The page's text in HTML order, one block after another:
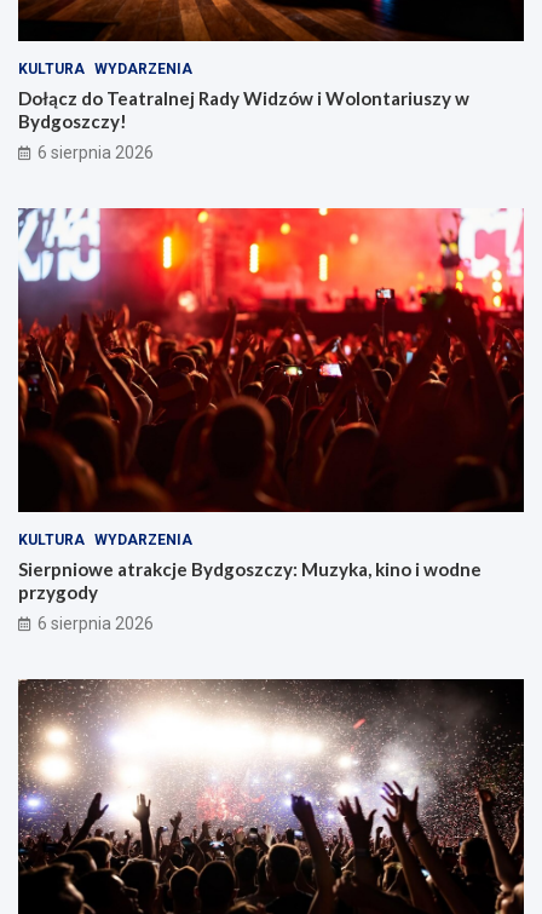
KULTURA WYDARZENIA
Dołącz do Teatralnej Rady Widzów i Wolontariuszy w
Bydgoszczy!
6 sierpnia 2026
KULTURA WYDARZENIA
Sierpniowe atrakcje Bydgoszczy: Muzyka, kino i wodne
przygody
6 sierpnia 2026